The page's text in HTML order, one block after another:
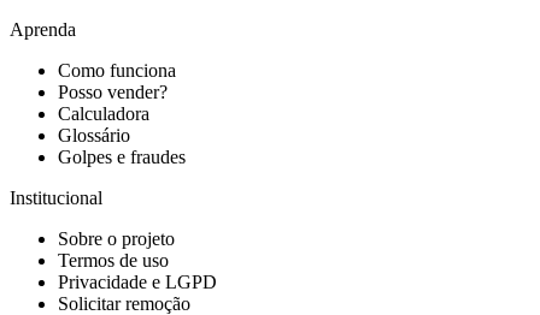
Aprenda
Como funciona
Posso vender?
Calculadora
Glossário
Golpes e fraudes
Institucional
Sobre o projeto
Termos de uso
Privacidade e LGPD
Solicitar remoção